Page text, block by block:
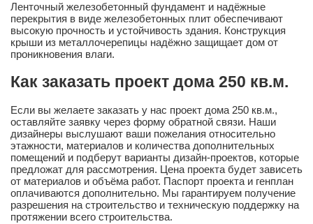
Ленточный железобетонный фундамент и надёжные
перекрытия в виде железобетонных плит обеспечивают
высокую прочность и устойчивость здания. Конструкция
крыши из металлочерепицы надёжно защищает дом от
проникновения влаги.
Как заказать проект дома 250 кв.м.
Если вы желаете заказать у нас проект дома 250 кв.м.,
оставляйте заявку через форму обратной связи. Наши
дизайнеры выслушают ваши пожелания относительно
этажности, материалов и количества дополнительных
помещений и подберут варианты дизайн-проектов, которые
предложат для рассмотрения. Цена проекта будет зависеть
от материалов и объёма работ. Паспорт проекта и генплан
оплачиваются дополнительно. Мы гарантируем получение
разрешения на строительство и техническую поддержку на
протяжении всего строительства.